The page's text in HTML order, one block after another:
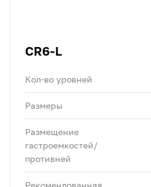
CR6-L
Кол-во уровней
Размеры
Размещение
гастроемкостей/
противней